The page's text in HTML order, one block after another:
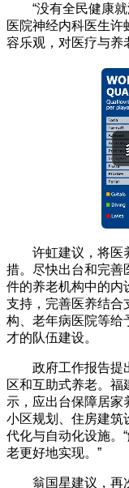
“没有全民健康
医院神经内科医生许
容乐观，对医疗与养
许虹建议，将医
措。尽快出台和完善
件的养老机构中的内
支持，完善医养结合
构、老年病医院等给
才的队伍建设。
政府工作报告提
区和互助式养老。福
示，应出台保障居家
小区规划、住房建筑
代化与自动化设施。
老更好地实现。”
翁国星建议，再